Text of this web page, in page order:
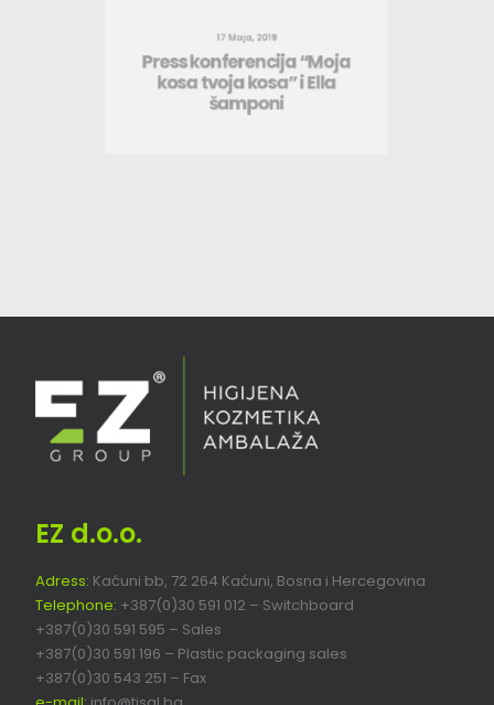
17 Maja, 2019
Press konferencija “Moja
EZ d.o.o.
Adress: Kaćuni bb, 72 264 Kaćuni, Bosna i Hercegovina
Telephone: +387(0)30 591 012 – Switchboard
+387(0)30 591 595 – Sales
+387(0)30 591 196 – Plastic packaging sales
+387(0)30 543 251 – Fax